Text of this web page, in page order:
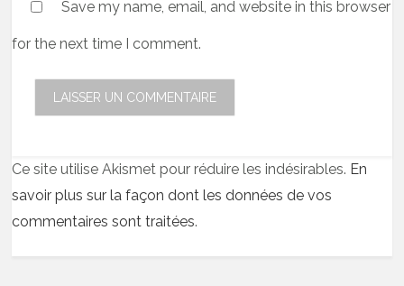
Save my name, email, and website in this browser
for the next time I comment.
Ce site utilise Akismet pour réduire les indésirables. En
savoir plus sur la façon dont les données de vos
commentaires sont traitées.